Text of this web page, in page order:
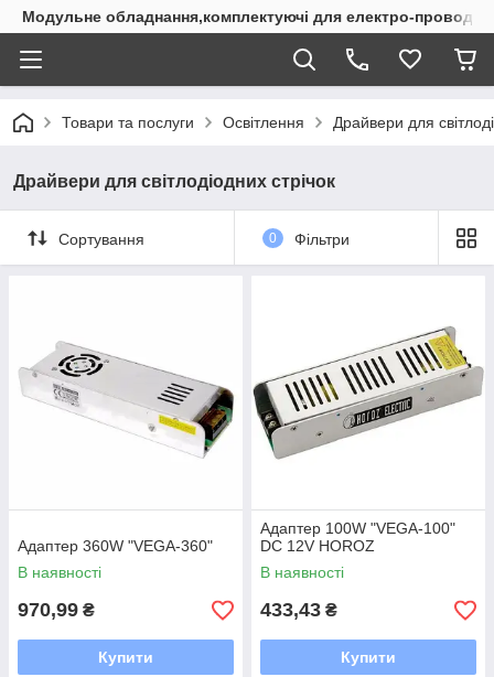
Модульне обладнання,комплектуючі для електро-проводки
Товари та послуги Освітлення Драйвери для
Драйвери для світлодіодних стрічок
Сортування 0 Фільтри
Адаптер 360W "VEGA-360"
В наявності
970,99 ₴
Купити
Адаптер 100W "VEGA-100"
DC 12V HOROZ
В наявності
433,43 ₴
Купити